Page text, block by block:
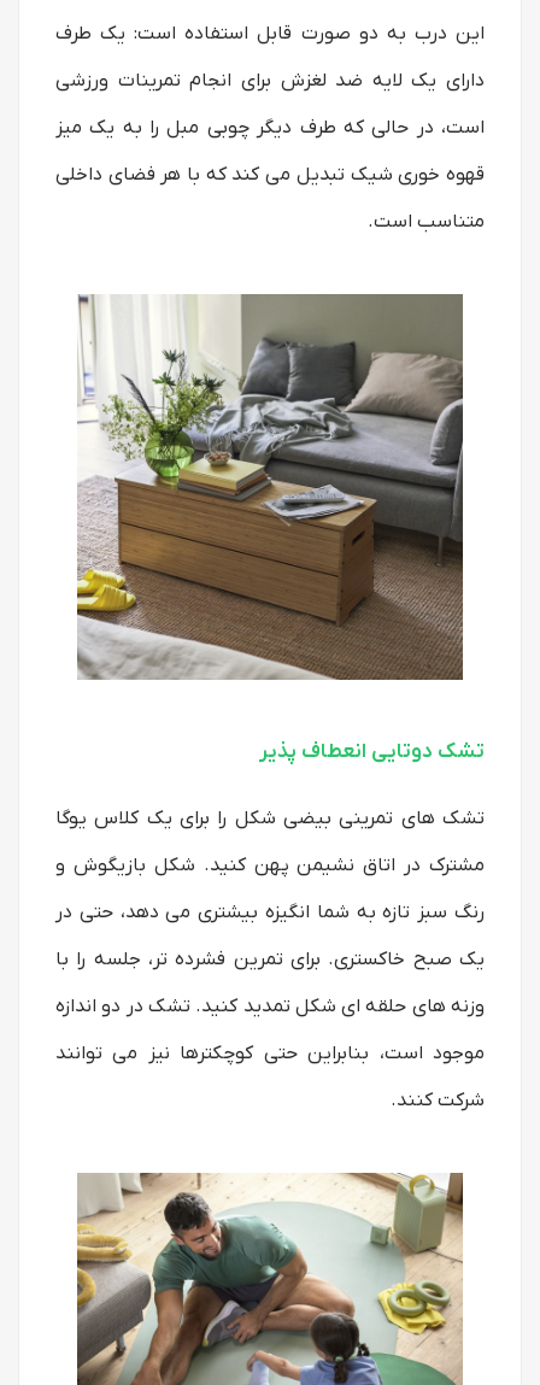
این درب به دو صورت قابل استفاده است: یک طرف
دارای یک لایه ضد لغزش برای انجام تمرینات ورزشی
است، در حالی که طرف دیگر چوبی مبل را به یک میز
قهوه خوری شیک تبدیل می کند که با هر فضای داخلی
متناسب است.
تشک دوتایی انعطاف پذیر
تشک های تمرینی بیضی شکل را برای یک کلاس یوگا
مشترک در اتاق نشیمن پهن کنید. شکل بازیگوش و
رنگ سبز تازه به شما انگیزه بیشتری می دهد، حتی در
یک صبح خاکستری. برای تمرین فشرده تر، جلسه را با
وزنه های حلقه ای شکل تمدید کنید. تشک در دو اندازه
موجود است، بنابراین حتی کوچکترها نیز می توانند
شرکت کنند.